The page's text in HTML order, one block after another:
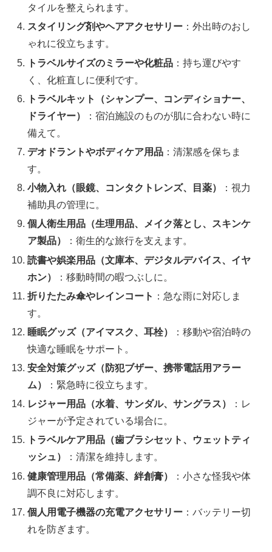
タイルを整えられます。
スタイリング剤やヘアアクセサリー ：外出時のおし
ゃれに役立ちます。
トラベルサイズのミラーや化粧品 ：持ち運びやす
く、化粧直しに便利です。
トラベルキット（シャンプー、コンディショナー、
ドライヤー）
：宿泊施設のものが肌に合わない時に
備えて。
デオドラントやボディケア用品 ：清潔感を保ちま
す。
小物入れ（眼鏡、コンタクトレンズ、目薬）
：視力
補助具の管理に。
個人衛生用品（生理用品、メイク落とし、スキンケ
ア製品）
：衛生的な旅行を支えます。
読書や娯楽用品（文庫本、デジタルデバイス、イヤ
ホン）
：移動時間の暇つぶしに。
折りたたみ傘やレインコート ：急な雨に対応しま
す。
睡眠グッズ（アイマスク、耳栓）
：移動や宿泊時の
快適な睡眠をサポート。
安全対策グッズ（防犯ブザー、携帯電話用アラー
ム）
：緊急時に役立ちます。
レジャー用品（水着、サンダル、サングラス）
：レ
ジャーが予定されている場合に。
トラベルケア用品（歯ブラシセット、ウェットティ
ッシュ）
：清潔を維持します。
健康管理用品（常備薬、絆創膏）
：小さな怪我や体
調不良に対応します。
個人用電子機器の充電アクセサリー ：バッテリー切
れを防ぎます。